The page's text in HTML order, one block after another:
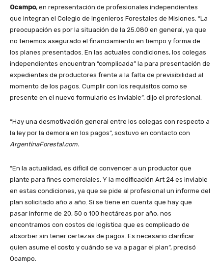
Ocampo, en representación de profesionales independientes
que integran el Colegio de Ingenieros Forestales de Misiones. “La
preocupación es por la situación de la 25.080 en general, ya que
no tenemos asegurado el financiamiento en tiempo y forma de
los planes presentados. En las actuales condiciones, los colegas
independientes encuentran “complicada” la para presentación de
expedientes de productores frente a la falta de previsibilidad al
momento de los pagos. Cumplir con los requisitos como se
presente en el nuevo formulario es inviable”, dijo el profesional.
“Hay una desmotivación general entre los colegas con respecto a
la ley por la demora en los pagos”, sostuvo en contacto con
ArgentinaForestal.com.
“En la actualidad, es difícil de convencer a un productor que
plante para fines comerciales. Y la modificación Art 24 es inviable
en estas condiciones, ya que se pide al profesional un informe del
plan solicitado año a año. Si se tiene en cuenta que hay que
pasar informe de 20, 50 o 100 hectáreas por año, nos
encontramos con costos de logística que es complicado de
absorber sin tener certezas de pagos. Es necesario clarificar
quien asume el costo y cuándo se va a pagar el plan”, precisó
Ocampo.